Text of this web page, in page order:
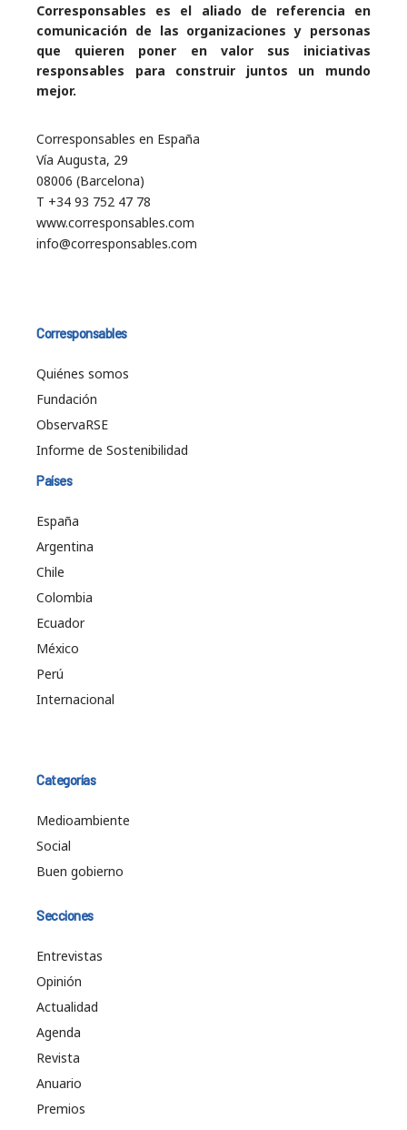
Corresponsables es el aliado de referencia en
comunicación de las organizaciones y personas
que quieren poner en valor sus iniciativas
responsables para construir juntos un mundo
mejor.
Corresponsables en España
Vía Augusta, 29
08006 (Barcelona)
T +34 93 752 47 78
www.corresponsables.com
info@corresponsables.com
Corresponsables
Quiénes somos
Fundación
ObservaRSE
Informe de Sostenibilidad
Países
España
Argentina
Chile
Colombia
Ecuador
México
Perú
Internacional
Categorías
Medioambiente
Social
Buen gobierno
Secciones
Entrevistas
Opinión
Actualidad
Agenda
Revista
Anuario
Premios